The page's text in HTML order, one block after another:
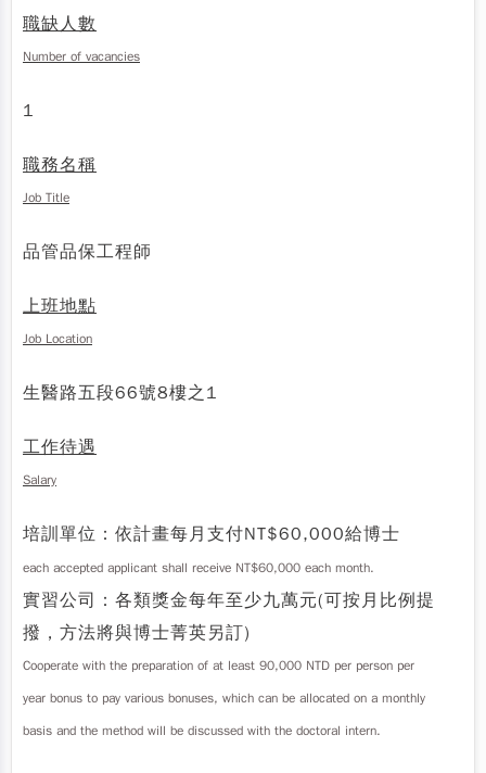
職缺人數
Number of vacancies
1
職務名稱
Job Title
品管品保工程師
上班地點
Job Location
生醫路五段66號8樓之1
工作待遇
Salary
培訓單位：依計畫每月支付NT$60,000給博士
each accepted applicant shall receive NT$60,000 each month.
實習公司：各類獎金每年至少九萬元(可按月比例提
撥，方法將與博士菁英另訂)
Cooperate with the preparation of at least 90,000 NTD per person per
year bonus to pay various bonuses, which can be allocated on a monthly
basis and the method will be discussed with the doctoral intern.